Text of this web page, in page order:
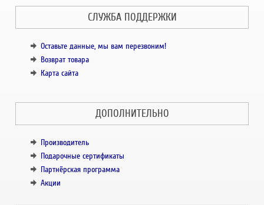
СЛУЖБА ПОДДЕРЖКИ
Оставьте данные, мы вам перезвоним!
Возврат товара
Карта сайта
ДОПОЛНИТЕЛЬНО
Производитель
Подарочные сертификаты
Партнёрская программа
Акции